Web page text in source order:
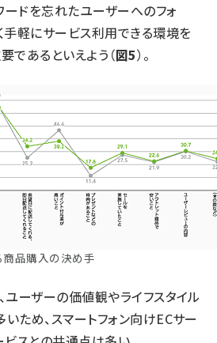
ードを忘れたユーザーへのフォ
手軽にサービス利用できる環境を
であるといえよう（図5）。
商品購入の決め手
ユーザーの価値観やライフスタイル
ため、スマートフォン向けECサー